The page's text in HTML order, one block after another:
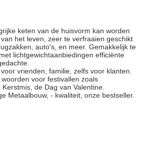
keten van de huisvorm kan worden
het leven, zeer te verfraaien geschikt
auto's, en meer. Gemakkelijk te
lichtgewichtaanbiedingen efficiënte
vrienden, familie, zelfs voor klanten.
voor festivallen zoals
de Dag van Valentine.
Metaalbouw, - kwaliteit, onze bestseller.